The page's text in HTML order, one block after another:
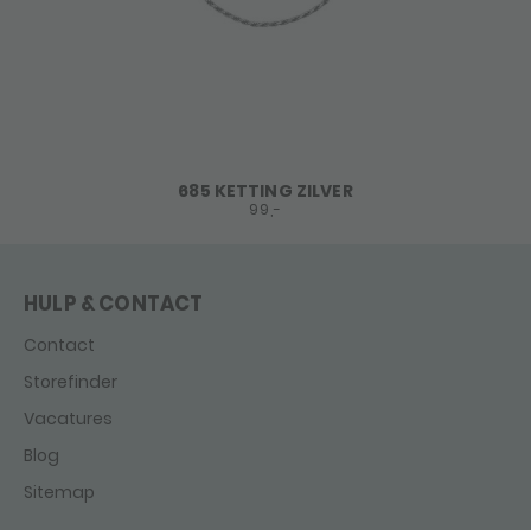
685 KETTING ZILVER
99,-
HULP & CONTACT
Contact
Storefinder
Vacatures
Blog
Sitemap